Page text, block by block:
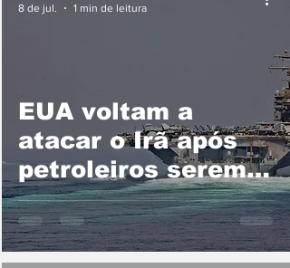
EUA voltam a
atacar o Irã após
petroleiros serem
atingidos no
Estreito de Ormuz
8 de jul.
1 min de leitura